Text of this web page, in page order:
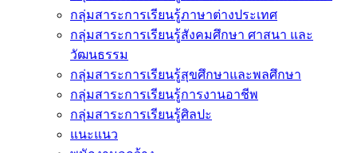
กลุ่มสาระการเรียนรู้ภาษาต่างประเทศ
กลุ่มสาระการเรียนรู้สังคมศึกษา ศาสนา และ
วัฒนธรรม
กลุ่มสาระการเรียนรู้สุขศึกษาและพลศึกษา
กลุ่มสาระการเรียนรู้การงานอาชีพ
กลุ่มสาระการเรียนรู้ศิลปะ
แนะแนว